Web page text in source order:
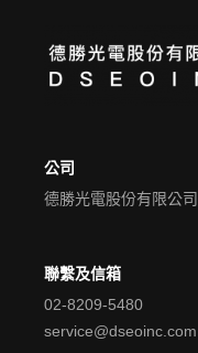
公司
德勝光電股份有限公司
聯繫及信箱
02-8209-5480
service@dseoinc.com